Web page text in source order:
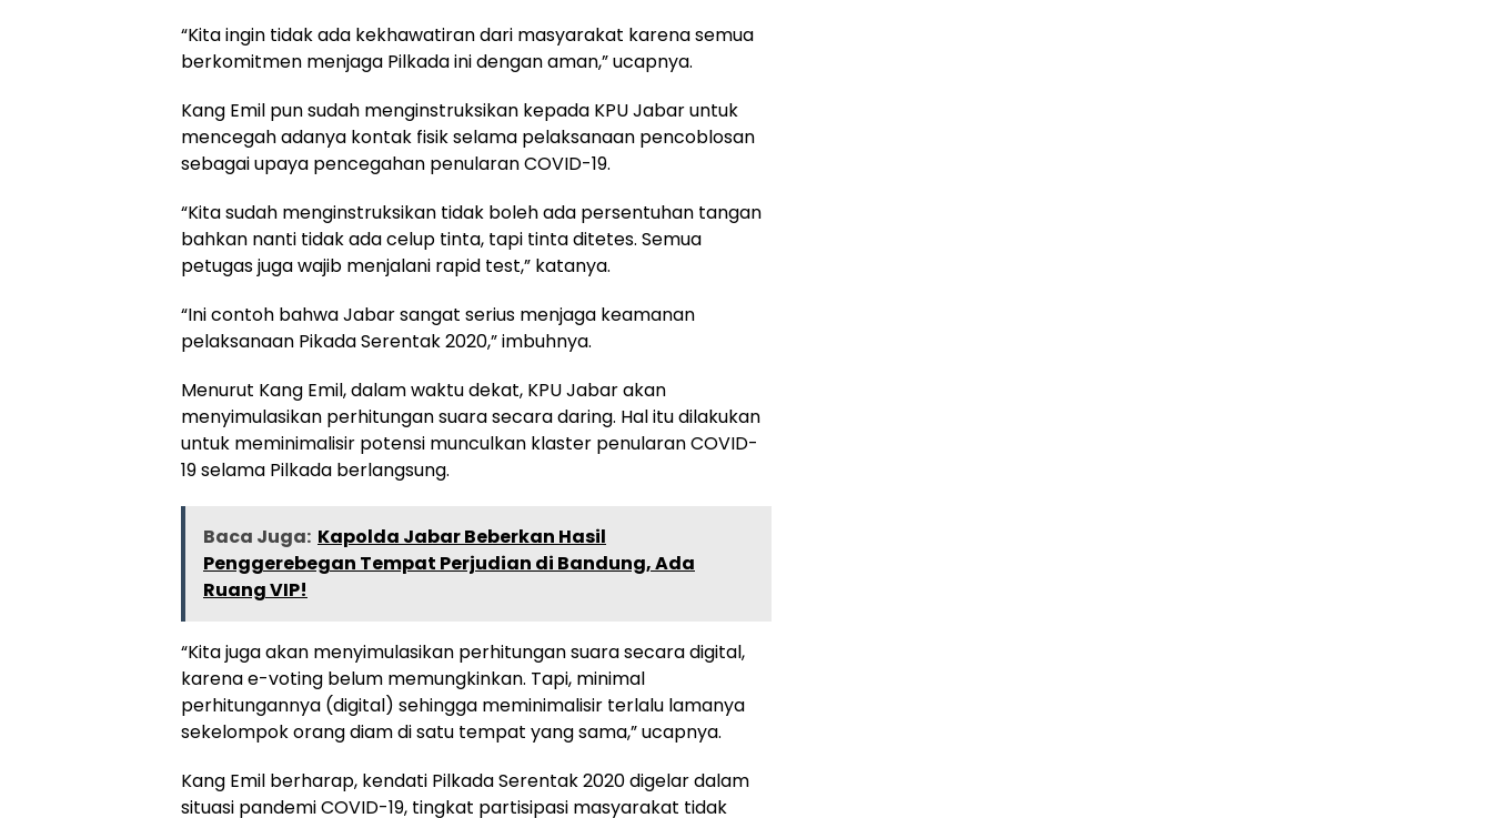
“Kita ingin tidak ada kekhawatiran dari masyarakat karena semua
berkomitmen menjaga Pilkada ini dengan aman,” ucapnya.
Kang Emil pun sudah menginstruksikan kepada KPU Jabar untuk
mencegah adanya kontak fisik selama pelaksanaan pencoblosan
sebagai upaya pencegahan penularan COVID-19.
“Kita sudah menginstruksikan tidak boleh ada persentuhan tangan
bahkan nanti tidak ada celup tinta, tapi tinta ditetes. Semua
petugas juga wajib menjalani rapid test,” katanya.
“Ini contoh bahwa Jabar sangat serius menjaga keamanan
pelaksanaan Pikada Serentak 2020,” imbuhnya.
Menurut Kang Emil, dalam waktu dekat, KPU Jabar akan
menyimulasikan perhitungan suara secara daring. Hal itu dilakukan
untuk meminimalisir potensi munculkan klaster penularan COVID-
19 selama Pilkada berlangsung.
Baca Juga: Kapolda Jabar Beberkan Hasil
Penggerebegan Tempat Perjudian di Bandung, Ada
Ruang VIP!
“Kita juga akan menyimulasikan perhitungan suara secara digital,
karena e-voting belum memungkinkan. Tapi, minimal
perhitungannya (digital) sehingga meminimalisir terlalu lamanya
sekelompok orang diam di satu tempat yang sama,” ucapnya.
Kang Emil berharap, kendati Pilkada Serentak 2020 digelar dalam
situasi pandemi COVID-19, tingkat partisipasi masyarakat tidak